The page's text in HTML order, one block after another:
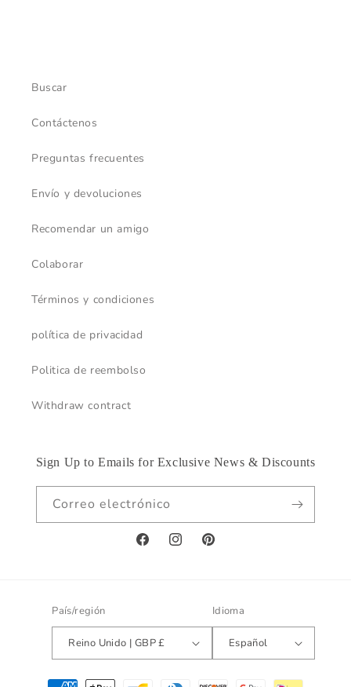
Buscar
Contáctenos
Preguntas frecuentes
Envío y devoluciones
Recomendar un amigo
Colaborar
Términos y condiciones
política de privacidad
Politica de reembolso
Withdraw contract
Sign Up to Emails for Exclusive News & Discounts
Correo electrónico
FacebookInstagramPinterest
País/región
Reino Unido | GBP £
Idioma
Español
Formas